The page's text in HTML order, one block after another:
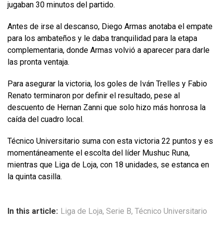
jugaban 30 minutos del partido.
Antes de irse al descanso, Diego Armas anotaba el empate
para los ambateños y le daba tranquilidad para la etapa
complementaria, donde Armas volvió a aparecer para darle
las pronta ventaja.
Para asegurar la victoria, los goles de Iván Trelles y Fabio
Renato terminaron por definir el resultado, pese al
descuento de Hernan Zanni que solo hizo más honrosa la
caída del cuadro local.
Técnico Universitario suma con esta victoria 22 puntos y es
momentáneamente el escolta del líder Mushuc Runa,
mientras que Liga de Loja, con 18 unidades, se estanca en
la quinta casilla.
In this article: Liga de Loja, Serie B, Técnico Universitario